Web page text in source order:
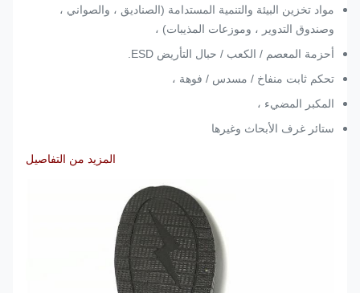
مواد تخزين البيئة والتنمية المستدامة (الصناديق ، والصواني ،
وصندوق التدوير ، وموزعات المذيبات) ،
أحزمة المعصم / الكعب / حبال التأريض ESD.
تحكم ثابت منفاخ / مسدس / فوهة ،
المكبر المضيء ،
ستائر غرف الأبحاث وغيرها
المزيد من التفاصيل